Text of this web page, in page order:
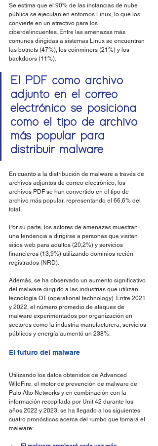
Se estima que el 90% de las instancias de nube
pública se ejecutan en entornos Linux, lo que los
convierte en un atractivo para los
ciberdelincuentes. Entre las amenazas más
comunes dirigidas a sistemas Linux se encuentran
las botnets (47%), los coinminers (21%) y los
backdoors (11%).
El PDF como archivo
adjunto en el correo
electrónico se posiciona
como el tipo de archivo
más popular para
distribuir malware
En cuanto a la distribución de malware a través de
archivos adjuntos de correo electrónico, los
archivos PDF se han convertido en el tipo de
archivo más popular, representando el 66,6% del
total.
Por su parte, los actores de amenazas muestran
una tendencia a dirigirse a personas que visitan
sitios web para adultos (20,2%) y servicios
financieros (13,9%) utilizando dominios recién
registrados (NRD).
Además, se ha observado un aumento significativo
del malware dirigido a las industrias que utilizan
tecnología OT (operational technology). Entre 2021
y 2022, el número promedio de ataques de
malware experimentados por organización en
sectores como la industria manufacturera, servicios
públicos y energía aumentó un 238%.
El futuro del malware
Utilizando los datos obtenidos de Advanced
WildFire, el motor de prevención de malware de
Palo Alto Networks y en combinación con la
información recopilada por Unit 42 durante los
años 2022 y 2023, se ha llegado a los siguientes
cuatro pronósticos acerca del rumbo que tomará el
malware: